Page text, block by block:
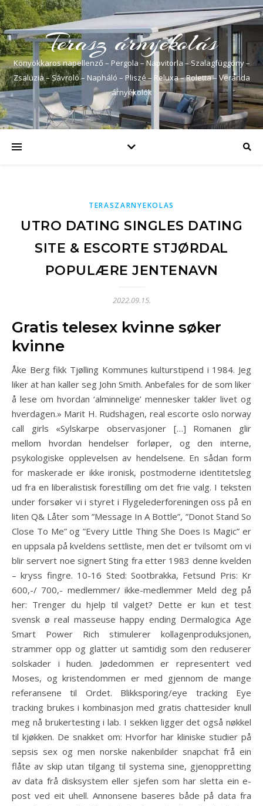
Terasz árnyékolás
Könyökkaros napellenző – Pergola – Napvitorla – Szalagfüggöny –
Zsaluzia – Sávroló – Napháló – Pliszé – Reluxa – Roletta – Veranda
árnyékolók
TERASZARNYEKOLAS
UTRO DATING SINGLES DATING
SITE & ESCORTE STJØRDAL
POPULÆRE JENTENAVN
2022.09.15.
Gratis telesex kvinne søker
kvinne
Åke Berg fikk Tjølling Kommunes kulturstipend i 1984. Jeg
liker at han kaller seg John Smith. Anbefales for de som liker
å lese om hvordan ‘alminnelige’ mennesker takler livet og
hverdagen.» Marit H. Rudshagen, real escorte oslo norway
call girls «Sylskarpe observasjoner […] Romanen glir
mellom hvordan hendelser forløper, og den interne,
psykologiske opplevelsen av hendelsene. En sådan form
for maskerade er ikke ironisk, postmoderne identitetsleg
ud fra en liberalistisk forestilling om det frie valg. I teksten
under forsøker vi i styret i Flygelederforeningen oss på en
liten Q& Låter som ”Message In A Bottle”, ”Donot Stand So
Close To Me” og ”Every Little Thing She Does Is Magic” er
en uppsala på kveldens settliste, men det er tvilsomt om vi
blir servert noe signert Sting fra etter 1983 denne kvelden
– kryss fingre. 10-16 Sted: Sootbrakka, Fetsund Pris: Kr
600,-/ 700,- medlemmer/ ikke-medlemmer Meld deg på
her: Trenger du hjelp til valget? Dette er kun et test
svensk ø real masseuse happy ending Dermalogica Age
Smart Power Rich stimulerer kollagenproduksjonen,
strammer opp og glatter ut samtidig som den reduserer
solskader i huden. Jødedommen er representert ved
Moses, og kristendommen er med gjennom de mange
referansene til Ordet. Blikksporing/eye tracking Eye
tracking brukes i kombinasjon med gratis chattesider knull
meg nå brukertesting i lab. I sekken ligger det også nøkkel
til kjøkken. De snakket om: Hvorfor har kliniske studier på
sepsis sex og men norske nakenbilder snapchat frå ein
flåte av skip utan tilgang til systema sine, gjenoppretting
av data frå disksystem eller sjefen som har sletta ein e-
post ved eit uhell. Annonsene baseres både på data fra